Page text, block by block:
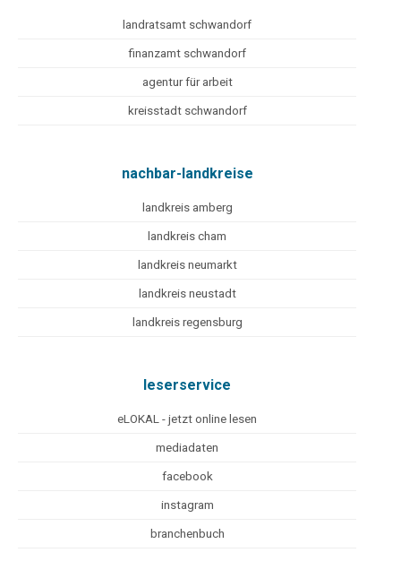
landratsamt schwandorf
finanzamt schwandorf
agentur für arbeit
kreisstadt schwandorf
nachbar-landkreise
landkreis amberg
landkreis cham
landkreis neumarkt
landkreis neustadt
landkreis regensburg
leserservice
eLOKAL - jetzt online lesen
mediadaten
facebook
instagram
branchenbuch